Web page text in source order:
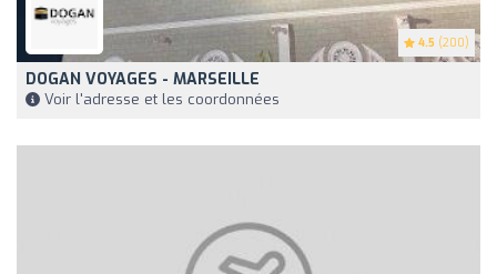
4.5 (200)
DOGAN VOYAGES - MARSEILLE
Voir l'adresse et les coordonnées